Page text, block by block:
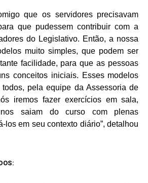
que os servidores precisavam
que pudessem contribuir com a
do Legislativo. Então, a nossa
muito simples, que podem ser
facilidade, para que as pessoas
conceitos iniciais. Esses modelos
pela equipe da Assessoria de
iremos fazer exercícios em sala,
saiam do curso com plenas
los em seu contexto diário”, detalhou